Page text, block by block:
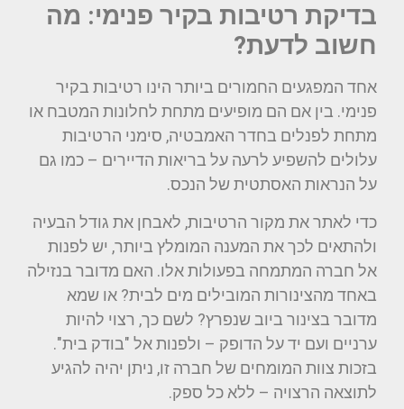
בדיקת רטיבות בקיר פנימי: מה
חשוב לדעת?
אחד המפגעים החמורים ביותר הינו רטיבות בקיר
פנימי. בין אם הם מופיעים מתחת לחלונות המטבח או
מתחת לפנלים בחדר האמבטיה, סימני הרטיבות
עלולים להשפיע לרעה על בריאות הדיירים – כמו גם
על הנראות האסתטית של הנכס.
כדי לאתר את מקור הרטיבות, לאבחן את גודל הבעיה
ולהתאים לכך את המענה המומלץ ביותר, יש לפנות
אל חברה המתמחה בפעולות אלו. האם מדובר בנזילה
באחד מהצינורות המובילים מים לבית? או שמא
מדובר בצינור ביוב שנפרץ? לשם כך, רצוי להיות
ערניים ועם יד על הדופק – ולפנות אל "בודק בית".
בזכות צוות המומחים של חברה זו, ניתן יהיה להגיע
לתוצאה הרצויה – ללא כל ספק.